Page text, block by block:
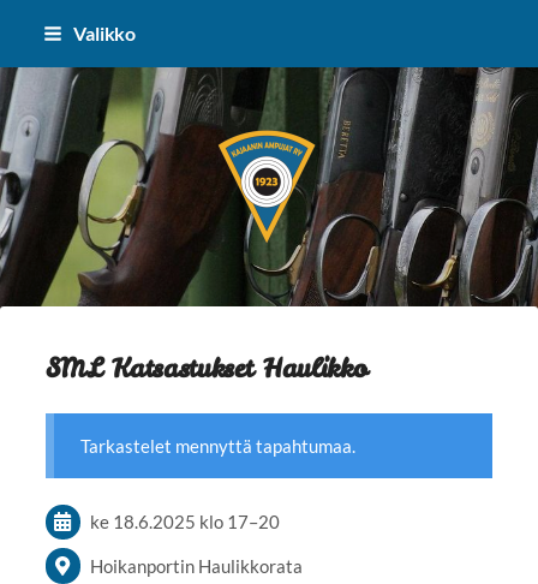
Siirry
sivun
sisältöön
Valikko
Kajaanin Ampujat ry
SML Katsastukset Haulikko
Tarkastelet mennyttä tapahtumaa.
ke 18.6.2025 klo 17–20
Hoikanportin Haulikkorata